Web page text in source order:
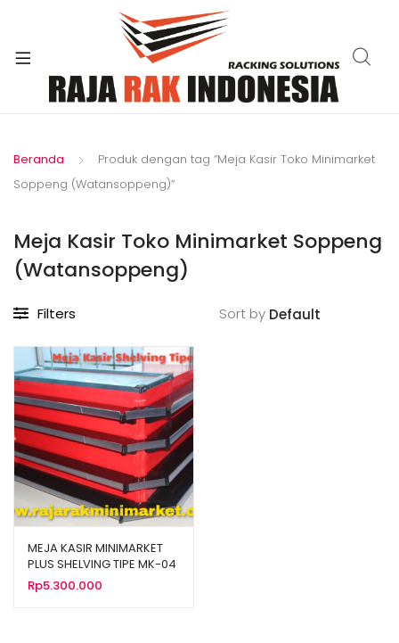
Beranda
Produk dengan tag “Meja Kasir Toko Minimarket
Soppeng (Watansoppeng)”
Meja Kasir Toko Minimarket Soppeng
(Watansoppeng)
Filters Sort by
MEJA KASIR MINIMARKET
PLUS SHELVING TIPE MK-04
Rp5.300.000